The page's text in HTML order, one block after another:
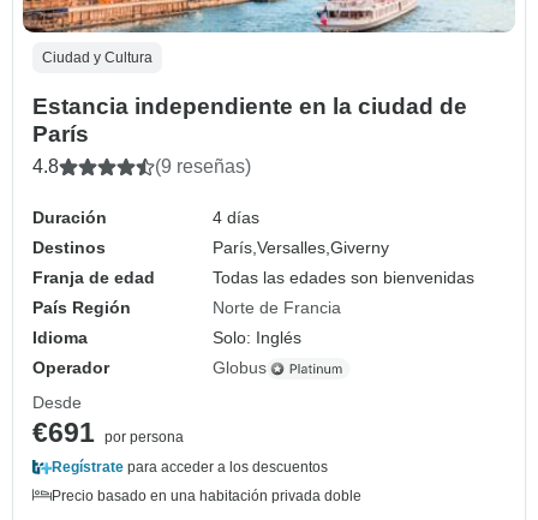
Ciudad y Cultura
Estancia independiente en la ciudad de
París
4.8 (9 reseñas)
Duración
4 días
Destinos
París,Versalles,Giverny
Franja de edad
Todas las edades son bienvenidas
País Región
Norte de Francia
Idioma
Solo: Inglés
Operador
Globus
Desde
€691 por persona
Regístrate para acceder a los descuentos
Precio basado en una habitación privada doble